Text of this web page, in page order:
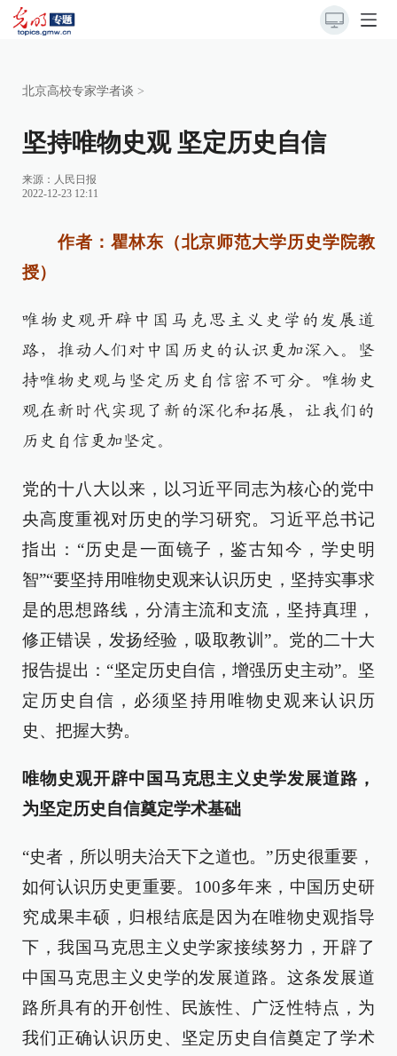
北京高校专家学者谈 >
坚持唯物史观 坚定历史自信
来源： 人民日报
2022-12-23 12:11
作者：瞿林东（北京师范大学历史学院教
授）
唯物史观开辟中国马克思主义史学的发展道
路，推动人们对中国历史的认识更加深入。坚
持唯物史观与坚定历史自信密不可分。唯物史
观在新时代实现了新的深化和拓展，让我们的
历史自信更加坚定。
党的十八大以来，以习近平同志为核心的党中
央高度重视对历史的学习研究。习近平总书记
指出：“历史是一面镜子，鉴古知今，学史明
智”“要坚持用唯物史观来认识历史，坚持实事求
是的思想路线，分清主流和支流，坚持真理，
修正错误，发扬经验，吸取教训”。党的二十大
报告提出：“坚定历史自信，增强历史主动”。坚
定历史自信，必须坚持用唯物史观来认识历
史、把握大势。
唯物史观开辟中国马克思主义史学发展道路，
为坚定历史自信奠定学术基础
“史者，所以明夫治天下之道也。”历史很重要，
如何认识历史更重要。100多年来，中国历史研
究成果丰硕，归根结底是因为在唯物史观指导
下，我国马克思主义史学家接续努力，开辟了
中国马克思主义史学的发展道路。这条发展道
路所具有的开创性、民族性、广泛性特点，为
我们正确认识历史、坚定历史自信奠定了学术